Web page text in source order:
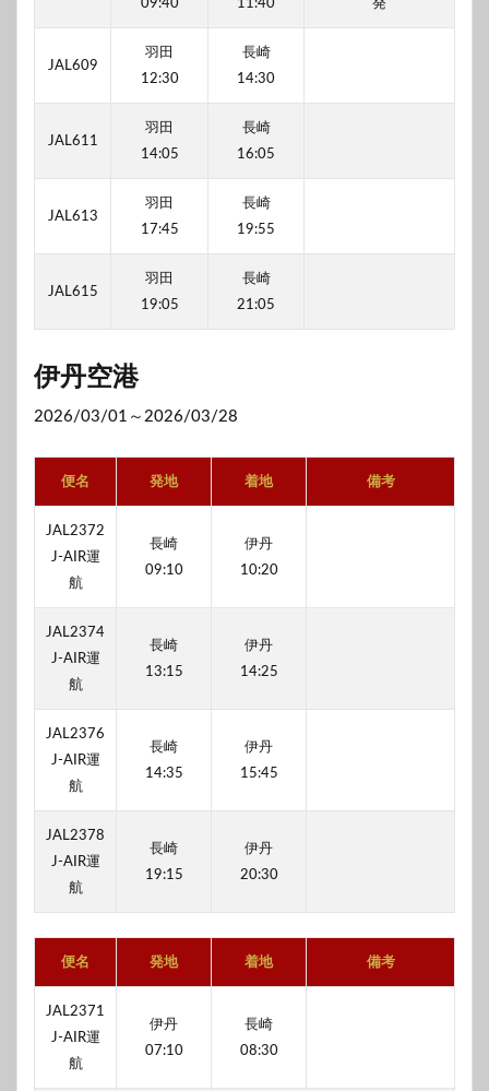
JAL609
羽田
12:30
長崎
14:30
JAL611
羽田
14:05
長崎
16:05
JAL613
羽田
17:45
長崎
19:55
JAL615
羽田
19:05
長崎
21:05
伊丹空港
2026/03/01～2026/03/28
便名 発地 着地 備考
JAL2372
J-AIR運
航
長崎
09:10
伊丹
10:20
JAL2374
J-AIR運
航
長崎
13:15
伊丹
14:25
JAL2376
J-AIR運
航
長崎
14:35
伊丹
15:45
JAL2378
J-AIR運
航
長崎
19:15
伊丹
20:30
便名 発地 着地 備考
JAL2371
J-AIR運
航
伊丹
07:10
長崎
08:30